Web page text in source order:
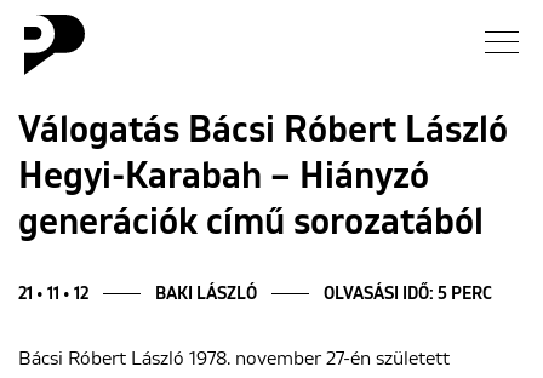
Hírek
Galéria
Válogatás Bácsi Róbert László
Hegyi-Karabah – Hiányzó
generációk című sorozatából
21 • 11 • 12 BAKI LÁSZLÓ OLVASÁSI IDŐ: 5 PERC
Bácsi Róbert László 1978. november 27-én született